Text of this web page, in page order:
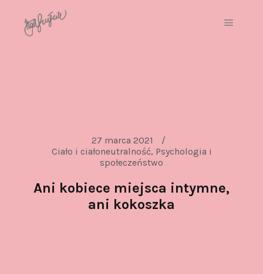
27 marca 2021
Ciało i ciałoneutralność, Psychologia i
społeczeństwo
Ani kobiece miejsca intymne,
ani kokoszka